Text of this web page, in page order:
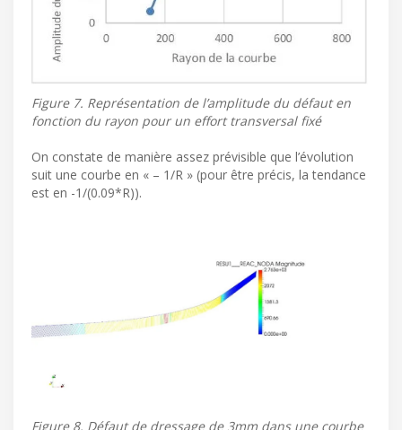
Figure 7. Représentation de l’amplitude du défaut en
fonction du rayon pour un effort transversal fixé
On constate de manière assez prévisible que l’évolution
suit une courbe en « – 1/R » (pour être précis, la tendance
est en -1/(0.09*R)).
Figure 8. Défaut de dressage de 3mm dans une courbe